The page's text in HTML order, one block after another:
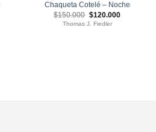
Chaqueta Cotelé – Noche
$150.000 El
precio
original
$120.000El
Thomas J. Fiedler